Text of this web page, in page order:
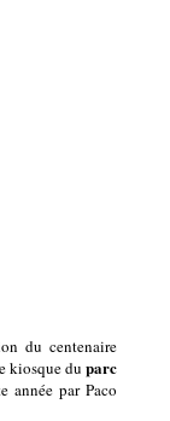
du centenaire
kiosque du parc
année par Paco